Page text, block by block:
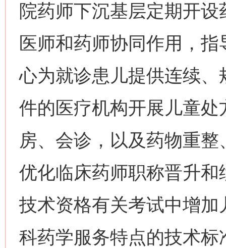
院药师下沉基层定期开
医师和药师协同作用，
心为就诊患儿提供连续
件的医疗机构开展儿童
房、会诊，以及药物重
优化临床药师职称晋升
技术资格有关考试中增
科药学服务特点的技术标